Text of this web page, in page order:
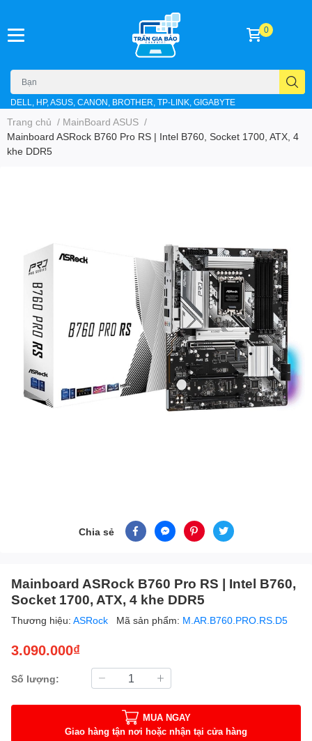
DELL, HP, ASUS, CANON, BROTHER, TP-LINK, GIGABYTE
0
Trang chủ / MainBoard ASUS /
Mainboard ASRock B760 Pro RS | Intel B760, Socket 1700, ATX, 4
khe DDR5
Chia sẻ
Mainboard ASRock B760 Pro RS | Intel B760,
Socket 1700, ATX, 4 khe DDR5
Thương hiệu: ASRock Mã sản phẩm: M.AR.B760.PRO.RS.D5
3.090.000₫
Số lượng:
MUA NGAY
Giao hàng tận nơi hoặc nhận tại cửa hàng